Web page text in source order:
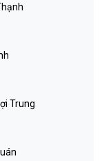
Trung